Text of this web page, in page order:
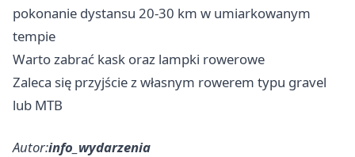
pokonanie dystansu 20-30 km w umiarkowanym
tempie
Warto zabrać kask oraz lampki rowerowe
Zaleca się przyjście z własnym rowerem typu gravel
lub MTB
Autor:info_wydarzenia